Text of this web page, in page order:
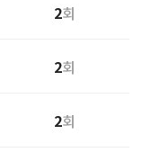
2회
2회
2회